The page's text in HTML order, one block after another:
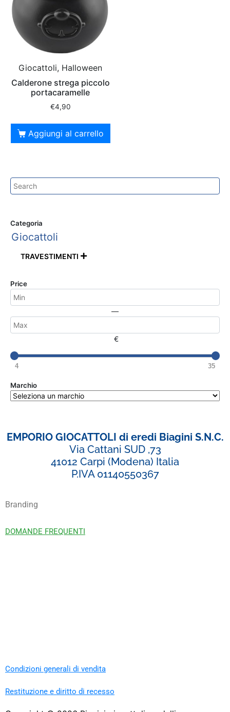
Giocattoli, Halloween
Calderone strega piccolo
portacaramelle
€4,90
Aggiungi al carrello
Categoria
Giocattoli
TRAVESTIMENTI 
Price
—
€
4 35
Marchio
EMPORIO GIOCATTOLI di eredi Biagini S.N.C.
Via Cattani SUD ,73
41012 Carpi (Modena) Italia
P.IVA 01140550367
Branding
DOMANDE FREQUENTI
Condizioni generali di vendita
Restituzione e diritto di recesso